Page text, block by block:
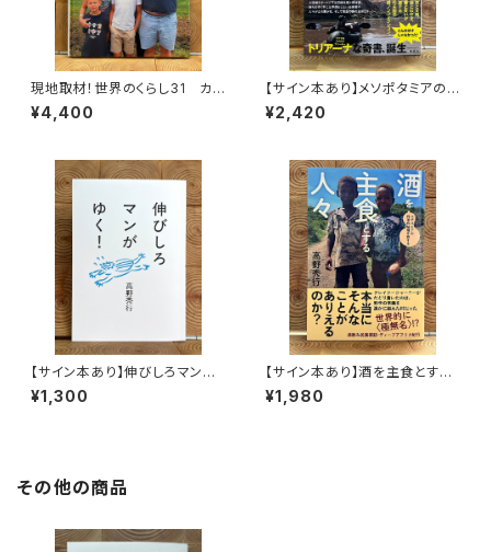
現地取材！世界のくらし31 カナ
ダ
¥4,400
【サイン本あり】メソポタミアの
ボート三人男
¥2,420
【サイン本あり】伸びしろマンが
ゆく！
¥1,300
【サイン本あり】酒を主食とする
人々 エチオピアの科学的秘境
を旅する
¥1,980
その他の商品